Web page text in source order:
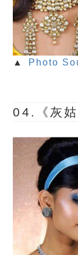
▲ Photo
04.《灰